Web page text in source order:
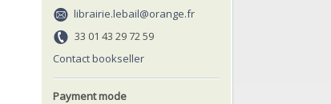
librairie.lebail@orange.fr
33 01 43 29 72 59
Contact bookseller
Payment mode